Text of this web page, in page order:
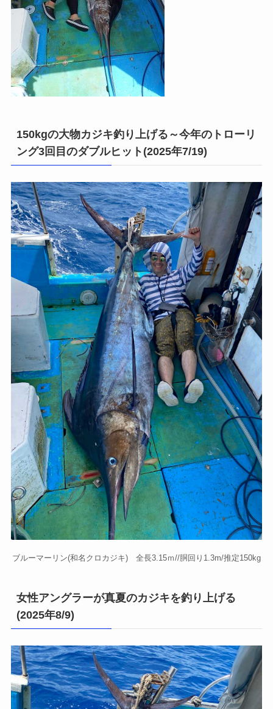
150kgの大物カジキ釣り上げる～今年のトローリ
ング3回目のダブルヒット(2025年7/19)
ブルーマーリン(和名クロカジキ) 全長3.15ｍ//胴回り1.3m/推定150kg
女性アングラーが真夏のカジキを釣り上げる
(2025年8/9)